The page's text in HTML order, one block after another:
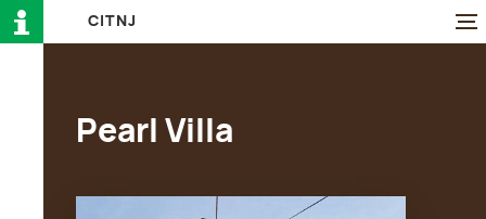
CI TN J
Pearl Villa